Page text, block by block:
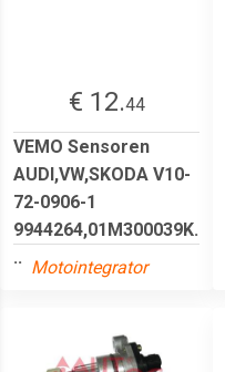
€ 12.44
VEMO Sensoren
AUDI,VW,SKODA V10-
72-0906-1
9944264,01M300039K.
.. Motointegrator